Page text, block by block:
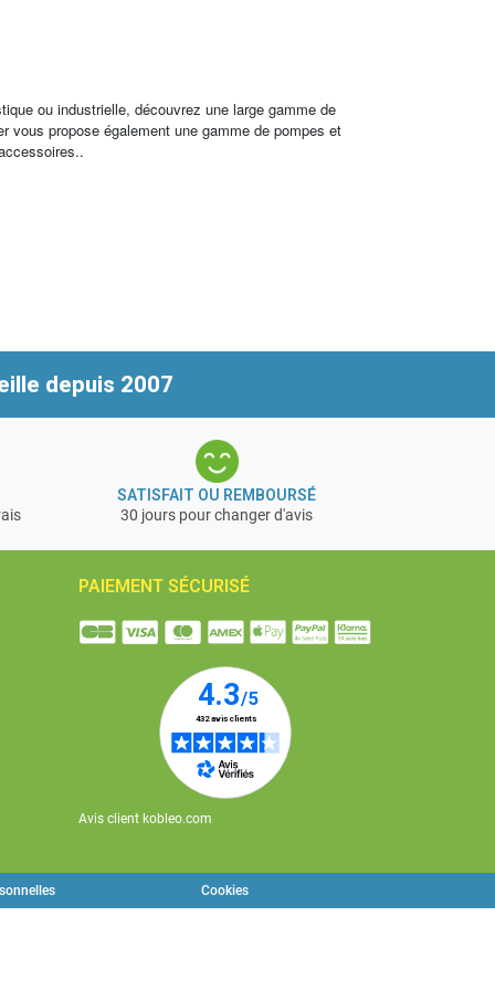
ou industrielle, découvrez une large gamme de
vous propose également une gamme de pompes et
depuis 2007
SATISFAIT OU REMBOURSÉ
30 jours pour changer d'avis
PAIEMENT SÉCURISÉ
Avis client kobleo.com
Cookies